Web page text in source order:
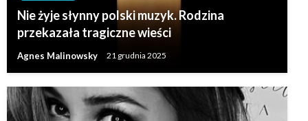
Nie żyje słynny polski muzyk. Rodzina
przekazała tragiczne wieści
Agnes Malinowsky 21 grudnia 2025